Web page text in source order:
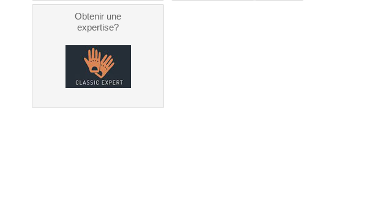
Obtenir une
expertise?